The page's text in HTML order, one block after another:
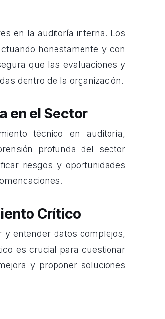
en la auditoría interna. Los
honestamente y con
que las evaluaciones y
dentro de la organización.
en el Sector
técnico en auditoría,
profunda del sector
riesgos y oportunidades
Crítico
y entender datos complejos,
es crucial para cuestionar
y proponer soluciones